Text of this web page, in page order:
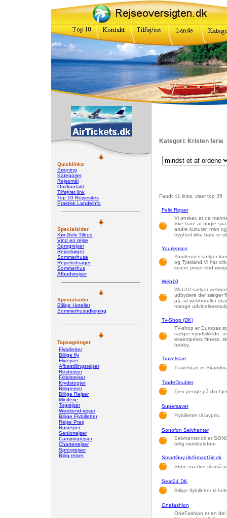
Quicklinks
Søgning
Kategorier
Rejsemål
Om/kontakt
Tilføj/ret link
Top 10 Rejsesites
Praktisk Landeinfo
Specialsider
Kør-Selv Tilbud
Vind en rejse
Sprogrejser
Rejsebøger
Sommerhuse
Rejseledsager
Sommerhus
Afbudsrejser
Specialsider
Billige Hoteller
Sommerhusudlejning
Topsøgninger
Flybilletter
Billige fly
Flyrejser
Afbestillingsrejser
Restrejser
Fritidsrejser
Krydstogter
Billigrejser
Billige Rejser
Miniferie
Togrejser
Weekend-rejser
Billige Flybilletter
Rejse Prag
Busrejser
Seniorrejser
Campingrejser
Charterrejser
Sprogrejser
Billig rejser
Kategori: Kristen ferie
Fandt 41 links, viser top 35
Felix Rejser
Vi ønsker, at de
ikke bare af nogle
andre kulturer, men
tryghed ikke bare er
Yourlenses
Yourlenses sælger
og Tyskland.Vi har
lavere priser end
Web10
Web10 sælger
udbydere der sælger
på, at webhoteller
mange
Tv-Shop (DK)
TV-shop er Europas
sælger nyudviklede,
eksempelvis fitness,
hobby.
Travelstart
Travelstart er
TradeDoubler
Tjen penge på din
Supersaver
Flybilletter til lavpris.
Sonofon Selvhenter
Selvhenter.dk er
billig mobiltelefoni.
SmartGuy.dk/SmartGirl.dk
Store mærker til små
Seat24 DK
Billige flybilletter til
Onefashion
OneFashion er en